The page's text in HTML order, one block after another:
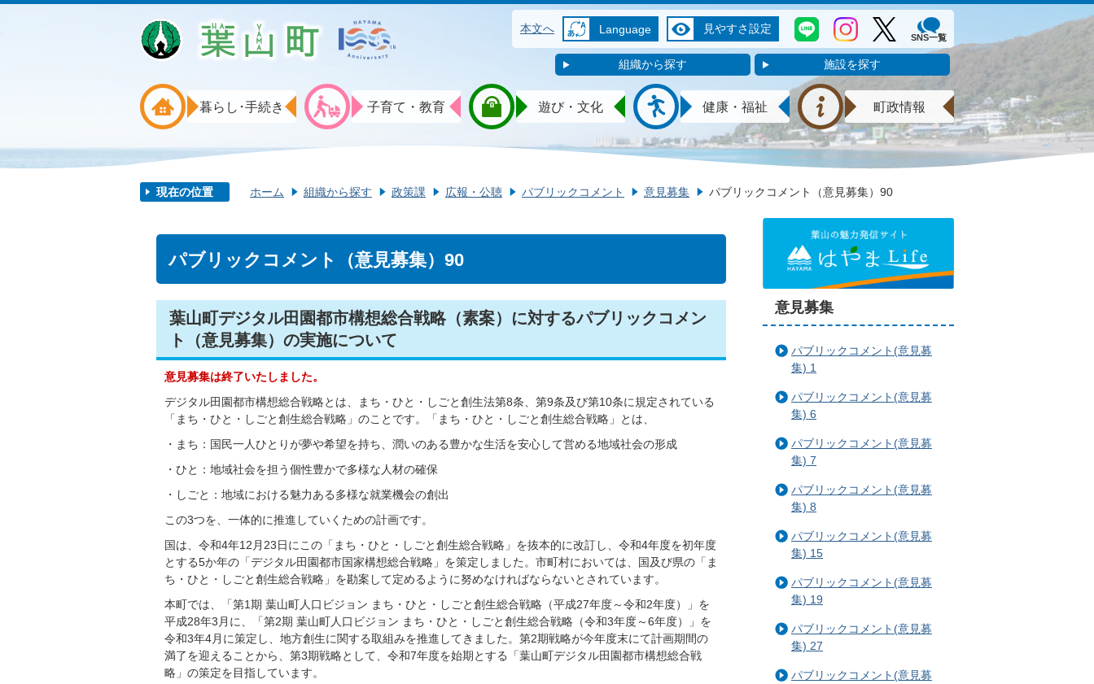
本文へ Language 見やすさ設定
SNS一覧
組織から探す 施設を探す
暮らし･手続き 子育て・教育 遊び・文化 健康・福祉 町政情報
現在の位置 ホーム 組織から探す 政策課 広報・公聴 パブリックコメント 意見募集 パブリックコメント（意見募集）90
パブリックコメント（意見募集）90
葉山町デジタル田園都市構想総合戦略（素案）に対するパブリックコメン
ト（意見募集）の実施について
意見募集は終了いたしました。
デジタル田園都市構想総合戦略とは、まち・ひと・しごと創生法第8条、第9条及び第10条に規定されている
「まち・ひと・しごと創生総合戦略」のことです。「まち・ひと・しごと創生総合戦略」とは、
・まち：国民一人ひとりが夢や希望を持ち、潤いのある豊かな生活を安心して営める地域社会の形成
・ひと：地域社会を担う個性豊かで多様な人材の確保
・しごと：地域における魅力ある多様な就業機会の創出
この3つを、一体的に推進していくための計画です。
国は、令和4年12月23日にこの「まち・ひと・しごと創生総合戦略」を抜本的に改訂し、令和4年度を初年度
とする5か年の「デジタル田園都市国家構想総合戦略」を策定しました。市町村においては、国及び県の「ま
ち・ひと・しごと創生総合戦略」を勘案して定めるように努めなければならないとされています。
本町では、「第1期 葉山町人口ビジョン まち・ひと・しごと創生総合戦略（平成27年度～令和2年度）」を
平成28年3月に、「第2期 葉山町人口ビジョン まち・ひと・しごと創生総合戦略（令和3年度～6年度）」を
令和3年4月に策定し、地方創生に関する取組みを推進してきました。第2期戦略が今年度末にて計画期間の
満了を迎えることから、第3期戦略として、令和7年度を始期とする「葉山町デジタル田園都市構想総合戦
略」の策定を目指しています。
意見募集
パブリックコメント(意見募
集) 1
パブリックコメント(意見募
集) 6
パブリックコメント(意見募
集) 7
パブリックコメント(意見募
集) 8
パブリックコメント(意見募
集) 15
パブリックコメント(意見募
集) 19
パブリックコメント(意見募
集) 27
パブリックコメント(意見募